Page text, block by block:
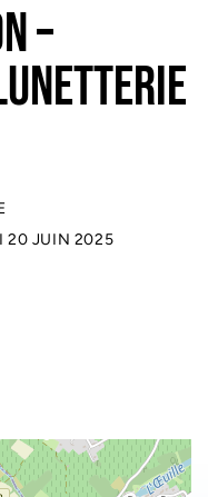
–
20 JUIN 2025